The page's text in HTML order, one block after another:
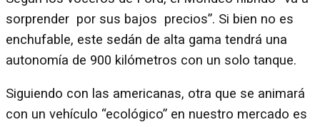
sorprender por sus bajos precios”. Si bien no es
enchufable, este sedán de alta gama tendrá una
autonomía de 900 kilómetros con un solo tanque.
Siguiendo con las americanas, otra que se animará
con un vehículo “ecológico” en nuestro mercado es